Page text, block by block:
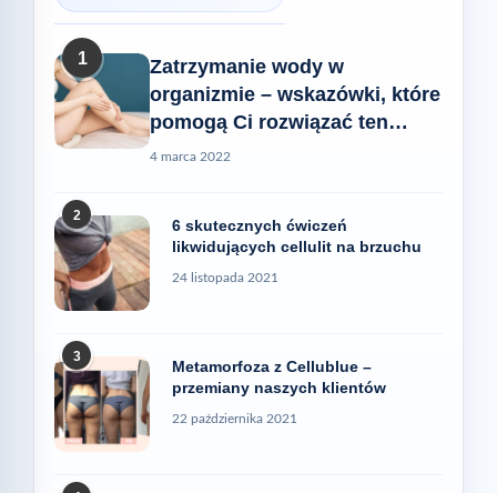
1
Zatrzymanie wody w
organizmie – wskazówki, które
pomogą Ci rozwiązać ten
problem
4 marca 2022
2
6 skutecznych ćwiczeń
likwidujących cellulit na brzuchu
24 listopada 2021
3
Metamorfoza z Cellublue –
przemiany naszych klientów
22 października 2021